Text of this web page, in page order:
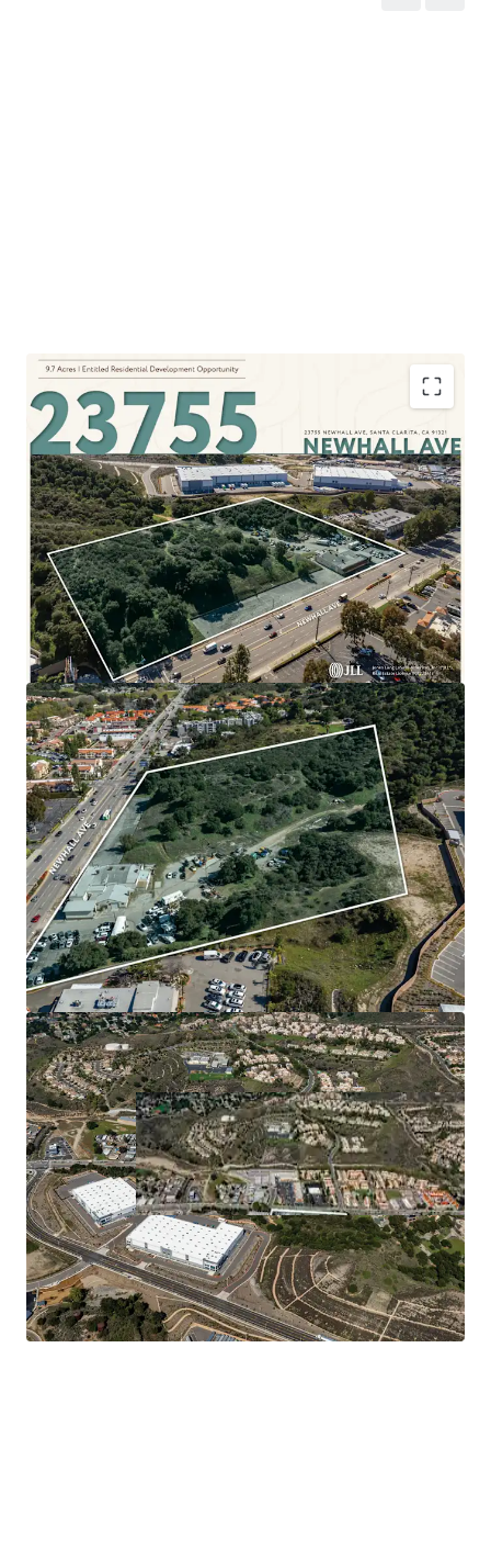
STRATEGIC LOCATION
Situated at the strategic entrance between Santa Clarita
and the San Fernando Valley, anticipated developments
aim to provide efficient connectivity for those seeking
expedited travel between the Valleys.
PRIME OPPORTUNITY
The Santa Clarita Valley has seen little to no new multi-
family construction, with only two developments over 100
units since 2010. The Property is positioned to serve the
demand for new multi-housing products.
GROWING COMMUNITY
The area has seen strong growth with an increase in
population by approximately 27% since 2010. Many
businesses have moved into the Valley over the past few
years, including the headquarters for Vallarta
Supermarkets, cementing the region as a strong job hub.